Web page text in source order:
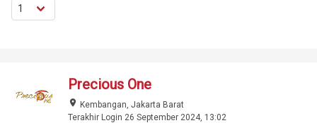
Precious One
place Kembangan, Jakarta Barat
Terakhir Login 26 September 2024, 13:02